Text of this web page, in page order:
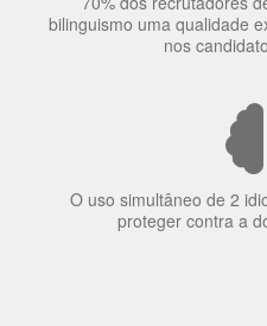
70% dos recrutadores
bilinguismo uma qualidade
O uso simultâneo de 2